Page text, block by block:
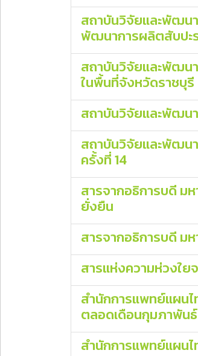
สถาบันวิจัยและพัฒน
พัฒนาการผลิตสับปะร
สถาบันวิจัยและพัฒนา
ในพื้นที่จังหวัดราชบุรี
สถาบันวิจัยและพัฒน
สถาบันวิจัยและพัฒน
ครั้งที่ 14
สารจากอธิการบดี ม
ยั่งยืน
สารจากอธิการบดี ม
สารแห่งความห่วงใ
สำนักการแพทย์แผน
ตลอดเดือนกุมภาพัน
สำนักการแพทย์แผนไ